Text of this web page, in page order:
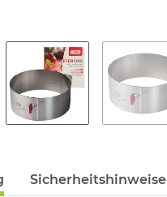
Sicherheitshinweise